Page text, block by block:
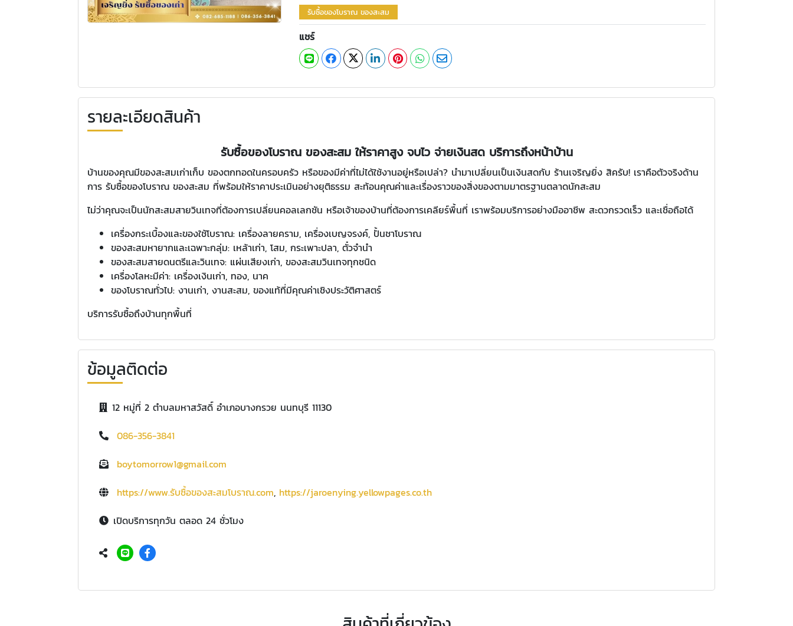
รับซื้อของโบราณ ของสะสม
แชร์
รายละเอียดสินค้า
รับซื้อของโบราณ ของสะสม ให้ราคาสูง จบไว จ่ายเงินสด บริการถึงหน้าบ้าน
บ้านของคุณมีของสะสมเก่าเก็บ ของตกทอดในครอบครัว หรือของมีค่าที่ไม่ได้ใช้งานอยู่หรือเปล่า? นำมาเปลี่ยนเป็นเงินสดกับ ร้านเจริญยิ่ง สิครับ! เราคือตัวจริงด้าน
การ รับซื้อของโบราณ ของสะสม ที่พร้อมให้ราคาประเมินอย่างยุติธรรม สะท้อนคุณค่าและเรื่องราวของสิ่งของตามมาตรฐานตลาดนักสะสม
ไม่ว่าคุณจะเป็นนักสะสมสายวินเทจที่ต้องการเปลี่ยนคอลเลกชัน หรือเจ้าของบ้านที่ต้องการเคลียร์พื้นที่ เราพร้อมบริการอย่างมืออาชีพ สะดวกรวดเร็ว และเชื่อถือได้
เครื่องกระเบื้องและของใช้โบราณ: เครื่องลายคราม, เครื่องเบญจรงค์, ปั้นชาโบราณ
ของสะสมหายากและเฉพาะกลุ่ม: เหล้าเก่า, โสม, กระเพาะปลา, ตั๋วจำนำ
ของสะสมสายดนตรีและวินเทจ: แผ่นเสียงเก่า, ของสะสมวินเทจทุกชนิด
เครื่องโลหะมีค่า: เครื่องเงินเก่า, ทอง, นาค
ของโบราณทั่วไป: งานเก่า, งานสะสม, ของแท้ที่มีคุณค่าเชิงประวัติศาสตร์
บริการรับซื้อถึงบ้านทุกพื้นที่
ข้อมูลติดต่อ
12 หมู่ที่ 2 ตำบลมหาสวัสดิ์ อำเภอบางกรวย นนทบุรี 11130
086-356-3841
boytomorrow1@gmail.com
https://www.รับซื้อของสะสมโบราณ.com, https://jaroenying.yellowpages.co.th
เปิดบริการทุกวัน ตลอด 24 ชั่วโมง